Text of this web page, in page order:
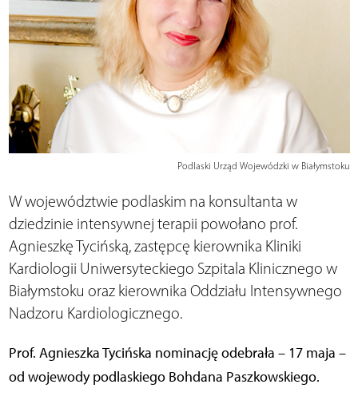
Podlaski Urząd Wojewódzki w Białymstoku
W województwie podlaskim na konsultanta w
dziedzinie intensywnej terapii powołano prof.
Agnieszkę Tycińską, zastępcę kierownika Kliniki
Kardiologii Uniwersyteckiego Szpitala Klinicznego w
Białymstoku oraz kierownika Oddziału Intensywnego
Nadzoru Kardiologicznego.
Prof. Agnieszka Tycińska nominację odebrała – 17 maja –
od wojewody podlaskiego Bohdana Paszkowskiego.